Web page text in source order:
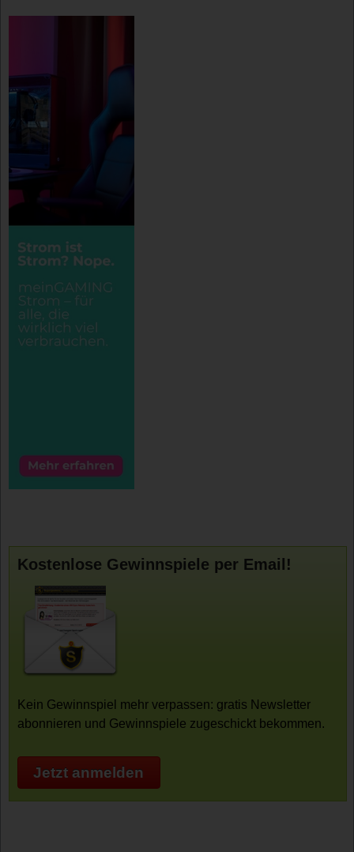
Kostenlose Gewinnspiele per Email!
Kein Gewinnspiel mehr verpassen: gratis Newsletter
abonnieren und Gewinnspiele zugeschickt bekommen.
Jetzt anmelden